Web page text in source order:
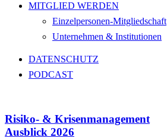
MITGLIED WERDEN
Einzelpersonen-Mitgliedschaft
Unternehmen & Institutionen
DATENSCHUTZ
PODCAST
Risiko- & Krisenmanagement
Ausblick 2026